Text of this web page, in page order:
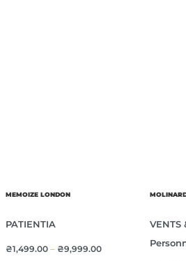
MEMOIZE LONDON
PATIENTIA
₴1,499.00– ₴9,999.00
VENTS